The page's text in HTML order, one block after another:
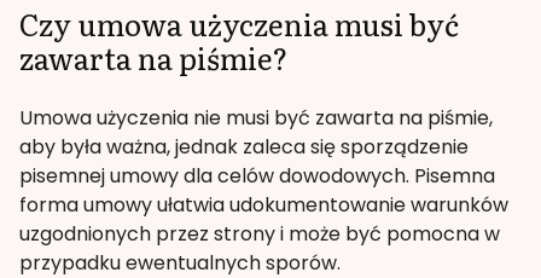
Czy umowa użyczenia musi być
zawarta na piśmie?
Umowa użyczenia nie musi być zawarta na piśmie,
aby była ważna, jednak zaleca się sporządzenie
pisemnej umowy dla celów dowodowych. Pisemna
forma umowy ułatwia udokumentowanie warunków
uzgodnionych przez strony i może być pomocna w
przypadku ewentualnych sporów.